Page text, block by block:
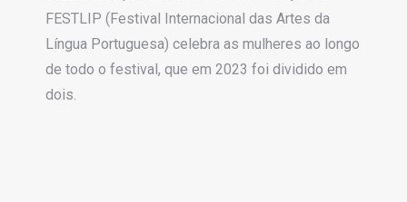
FESTLIP (Festival Internacional das Artes da
Língua Portuguesa) celebra as mulheres ao longo
de todo o festival, que em 2023 foi dividido em
dois.